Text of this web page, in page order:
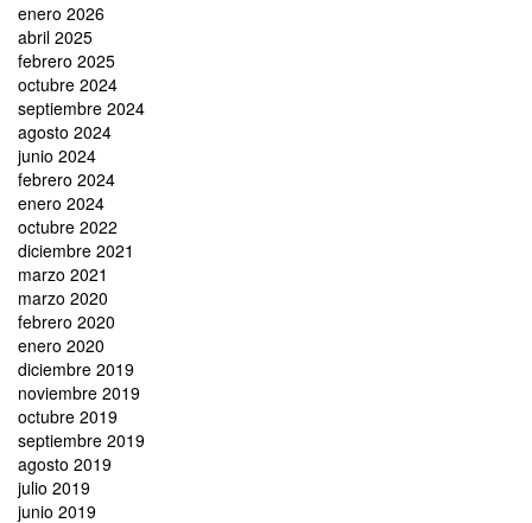
enero 2026
abril 2025
febrero 2025
octubre 2024
septiembre 2024
agosto 2024
junio 2024
febrero 2024
enero 2024
octubre 2022
diciembre 2021
marzo 2021
marzo 2020
febrero 2020
enero 2020
diciembre 2019
noviembre 2019
octubre 2019
septiembre 2019
agosto 2019
julio 2019
junio 2019